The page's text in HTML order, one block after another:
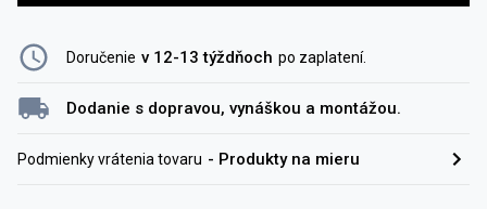
Doručenie v 12-13 týždňoch po zaplatení.
Dodanie s dopravou, vynáškou a montážou.
Podmienky vrátenia tovaru - Produkty na mieru